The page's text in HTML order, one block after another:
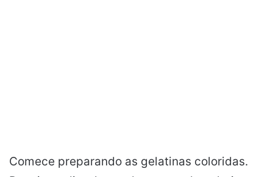
Comece preparando as gelatinas coloridas.